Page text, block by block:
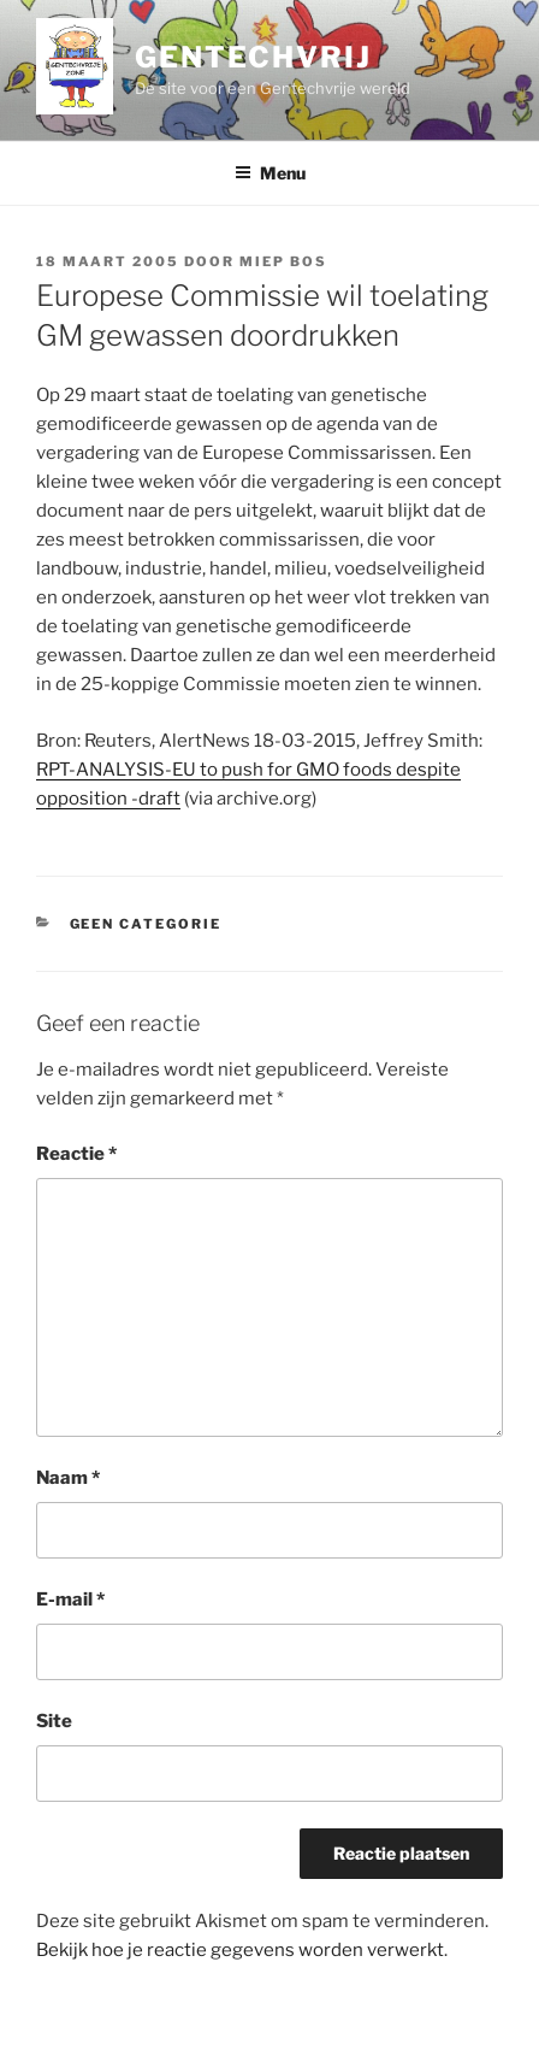
de
inhoud
GENTECHVRIJ
De site voor een Gentechvrije wereld
Menu
GEPLAATST
OP
18 MAART 2005 DOOR MIEP BOS
Europese Commissie wil toelating
GM gewassen doordrukken
Op 29 maart staat de toelating van genetische
gemodificeerde gewassen op de agenda van de
vergadering van de Europese Commissarissen. Een
kleine twee weken vóór die vergadering is een concept
document naar de pers uitgelekt, waaruit blijkt dat de
zes meest betrokken commissarissen, die voor
landbouw, industrie, handel, milieu, voedselveiligheid
en onderzoek, aansturen op het weer vlot trekken van
de toelating van genetische gemodificeerde
gewassen. Daartoe zullen ze dan wel een meerderheid
in de 25-koppige Commissie moeten zien te winnen.
Bron: Reuters, AlertNews 18-03-2015, Jeffrey Smith:
RPT-ANALYSIS-EU to push for GMO foods despite
opposition -draft (via archive.org)
CATEGORIEËN
GEEN CATEGORIE
Geef een reactie
Je e-mailadres wordt niet gepubliceerd.Vereiste
velden zijn gemarkeerd met*
Reactie*
Naam*
E-mail*
Site
Deze site gebruikt Akismet om spam te verminderen.
Bekijk hoe je reactie gegevens worden verwerkt.